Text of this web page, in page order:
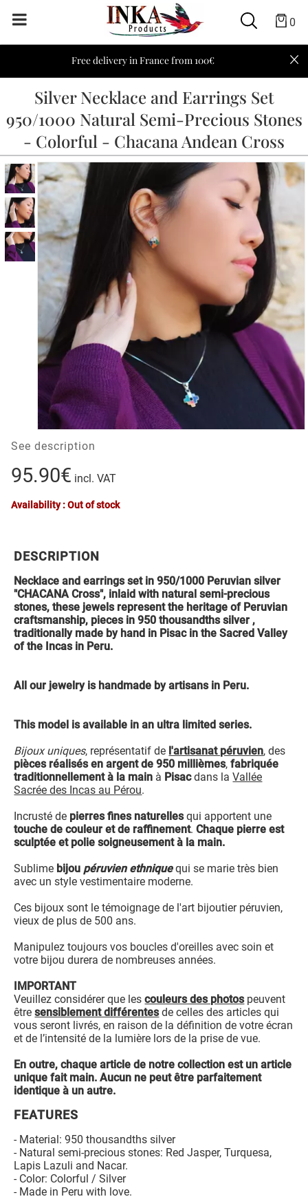
0
Free delivery in France from 100€
Silver Necklace and Earrings Set
950/1000 Natural Semi-Precious Stones
- Colorful - Chacana Andean Cross
See description
95.90€ incl. VAT
Availability : Out of stock
DESCRIPTION
Necklace and earrings set in 950/1000 Peruvian silver
"CHACANA Cross", inlaid with natural semi-precious
stones, these jewels represent the heritage of Peruvian
craftsmanship, pieces in 950 thousandths silver ,
traditionally made by hand in Pisac in the Sacred Valley
of the Incas in Peru.
All our jewelry is handmade by artisans in Peru.
This model is available in an ultra limited series.
Bijoux uniques, représentatif de l'artisanat péruvien, des
pièces réalisés en argent de 950 millièmes,fabriquée
traditionnellement à la main à Pisacdans laVallée
Sacrée des Incas au Pérou.
Incrusté de pierres fines naturellesqui apportent une
touche de couleur et de raffinement.Chaque pierre est
sculptée et polie soigneusement à la main.
Sublime bijou péruvien ethniquequi se marie très bien
avec un style vestimentaire moderne.
Ces bijoux sont le témoignage de l'art bijoutier péruvien,
vieux de plus de 500 ans.
Manipulez toujours vos boucles d'oreilles avec soin et
votre bijou durera de nombreuses années.
IMPORTANT
Veuillez considérer que lescouleurs des photospeuvent
êtresensiblement différentesde celles des articles qui
vous seront livrés, en raison de la définition de votre écran
et de l’intensité de la lumière lors de la prise de vue.
En outre, chaque article de notre collection est un article
unique fait main. Aucun ne peut être parfaitement
identique à un autre.
FEATURES
- Material: 950 thousandths silver
- Natural semi-precious stones: Red Jasper, Turquesa,
Lapis Lazuli and Nacar.
- Color: Colorful / Silver
- Made in Peru with love.